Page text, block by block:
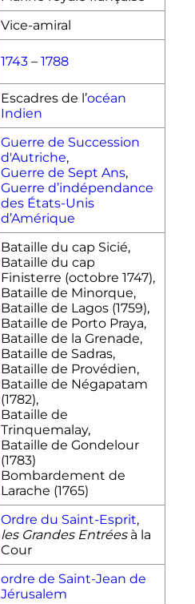
Vice-amiral
1743 – 1788
Escadres de l’océan
Indien
Guerre de Succession
d'Autriche,
Guerre de Sept Ans,
Guerre d’indépendance
des États-Unis
d’Amérique
Bataille du cap Sicié,
Bataille du cap
Finisterre (octobre 1747),
Bataille de Minorque,
Bataille de Lagos (1759),
Bataille de Porto Praya,
Bataille de la Grenade,
Bataille de Sadras,
Bataille de Provédien,
Bataille de Négapatam
(1782),
Bataille de
Trinquemalay,
Bataille de Gondelour
(1783)
Bombardement de
Larache (1765)
Ordre du Saint-Esprit,
les Grandes Entréesà la
Cour
ordre de Saint-Jean de
Jérusalem